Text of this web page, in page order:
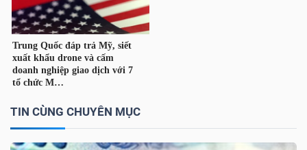
TIN CÙNG CHUYÊN MỤC